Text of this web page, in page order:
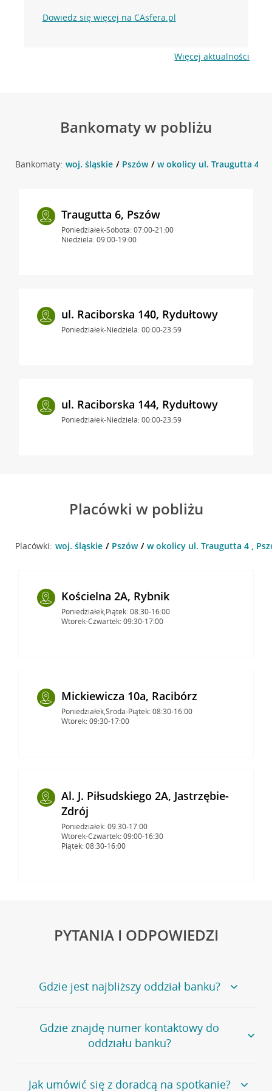
Dowiedz się więcej na CAsfera.pl
Więcej aktualności
Bankomaty w pobliżu
Bankomaty: woj. śląskie Pszów w okolicy ul. Traugutta 4 ,
Traugutta 6, Pszów
Poniedziałek-Sobota: 07:00-21:00
Niedziela: 09:00-19:00
ul. Raciborska 140, Rydułtowy
Poniedziałek-Niedziela: 00:00-23:59
ul. Raciborska 144, Rydułtowy
Poniedziałek-Niedziela: 00:00-23:59
Placówki w pobliżu
Placówki: woj. śląskie Pszów w okolicy ul. Traugutta 4 ,
Kościelna 2A, Rybnik
Poniedziałek,Piątek: 08:30-16:00
Wtorek-Czwartek: 09:30-17:00
Mickiewicza 10a, Racibórz
Poniedziałek,Środa-Piątek: 08:30-16:00
Wtorek: 09:30-17:00
Al. J. Piłsudskiego 2A, Jastrzębie-
Zdrój
Poniedziałek: 09:30-17:00
Wtorek-Czwartek: 09:00-16:30
Piątek: 08:30-16:00
PYTANIA I ODPOWIEDZI
Gdzie jest najbliższy oddział banku?
Jeśli szukasz oddziału naszego banku, zapraszamy na
stronęPlacówki i bankomaty, na której znajduje się
wygodna wyszukiwarka.
oddziałów
Gdzie znajdę numer kontaktowy do
oddziału banku?
Bank Credit Agricole nie udostępnia ogólnego numeru
Jak umówić się z doradcą na spotkanie?